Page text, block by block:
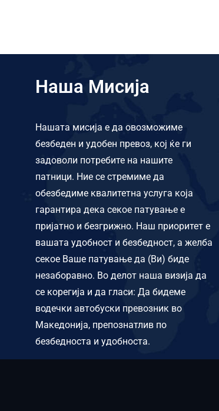
Наша Мисија
Нашата мисија е да овозможиме
безбеден и удобен превоз, кој ќе ги
задоволи потребите на нашите
патници. Ние се стремиме да
обезбедиме квалитетна услуга која
гарантира дека секое патување е
пријатно и безгрижно. Наш приоритет е
вашата удобност и безбедност, а желба
секое Ваше патување да (Ви) биде
незаборавно. Во делот наша визија да
се корегија и да гласи: Да бидеме
водечки автобуски превозник во
Македонија, препознатлив по
безбедноста и удобноста.